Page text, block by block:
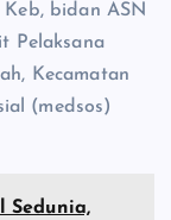
bidan ASN
Pelaksana
Kecamatan
(medsos)
Sedunia,